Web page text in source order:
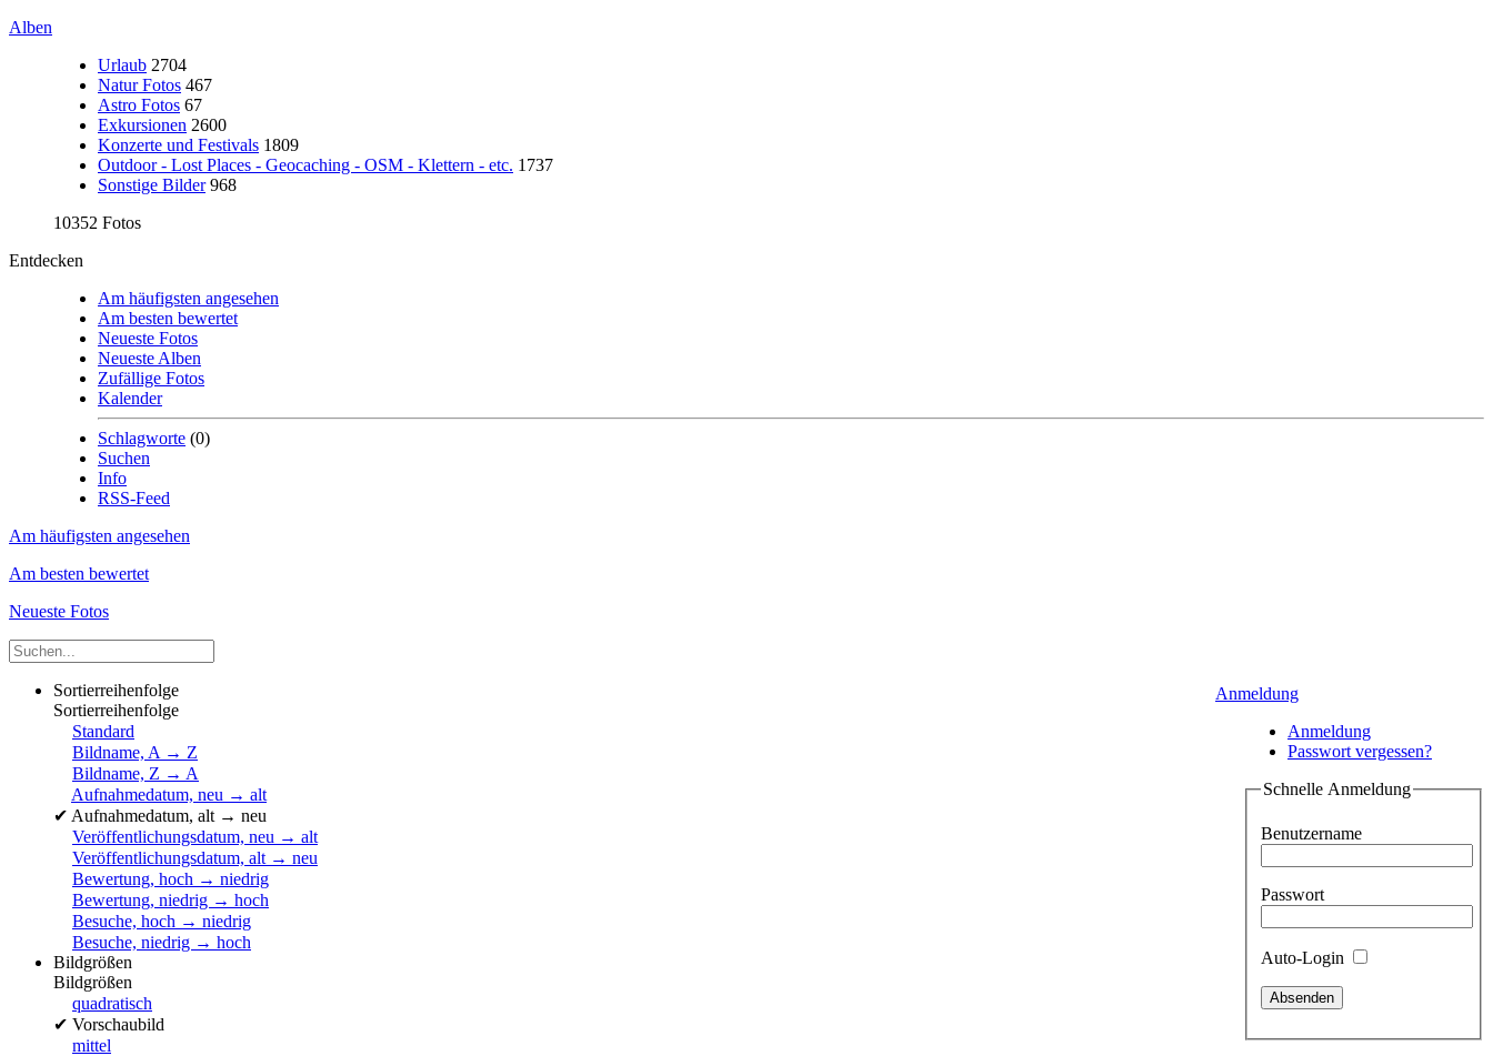
Alben
Urlaub 2704
Natur Fotos 467
Astro Fotos 67
Exkursionen 2600
Konzerte und Festivals 1809
Outdoor - Lost Places - Geocaching - OSM - Klettern - etc. 1737
Sonstige Bilder 968
10352 Fotos
Entdecken
Am häufigsten angesehen
Am besten bewertet
Neueste Fotos
Neueste Alben
Zufällige Fotos
Kalender
Schlagworte (0)
Suchen
Info
RSS-Feed
Am häufigsten angesehen
Am besten bewertet
Neueste Fotos
Anmeldung
Anmeldung
Passwort vergessen?
Schnelle Anmeldung
Benutzername
Passwort
Auto-Login
Sortierreihenfolge
Sortierreihenfolge
Standard
Bildname, A → Z
Bildname, Z → A
Aufnahmedatum, neu → alt
✔ Aufnahmedatum, alt → neu
Veröffentlichungsdatum, neu → alt
Veröffentlichungsdatum, alt → neu
Bewertung, hoch → niedrig
Bewertung, niedrig → hoch
Besuche, hoch → niedrig
Besuche, niedrig → hoch
Bildgrößen
Bildgrößen
quadratisch
✔ Vorschaubild
mittel